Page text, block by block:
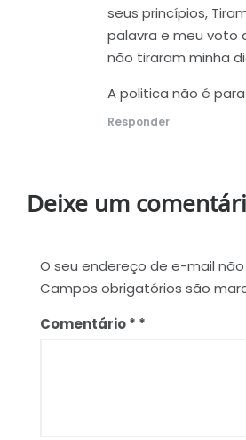
seus princípios,
palavra e meu voto
não tiraram minha
A politica não é
Responder
Deixe um
O seu endereço de e-mail
Campos obrigatórios são
Comentário*